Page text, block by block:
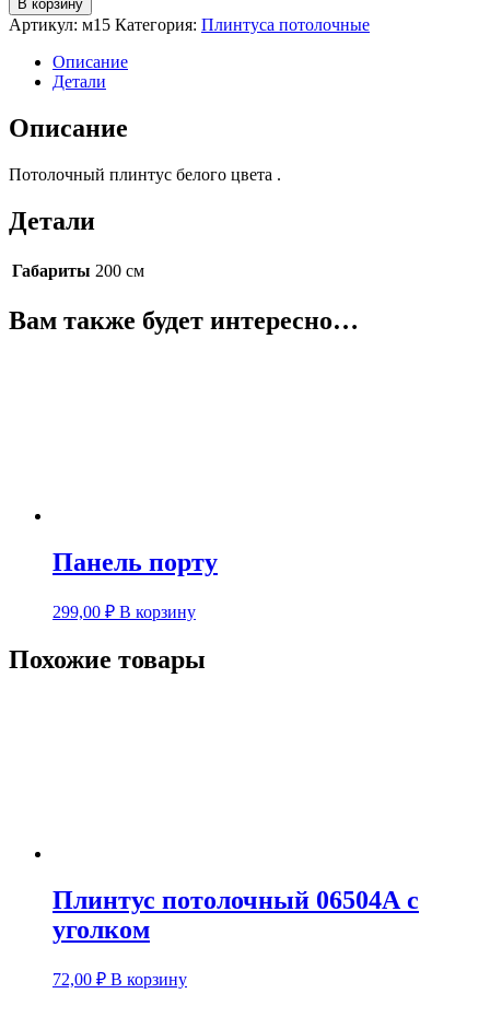
В корзину
Артикул: м15 Категория: Плинтуса потолочные
Описание
Детали
Описание
Потолочный плинтус белого цвета .
Детали
Габариты 200 см
Вам также будет интересно…
Панель порту
299,00 ₽ В корзину
Похожие товары
Плинтус потолочный 06504А с
уголком
72,00 ₽ В корзину